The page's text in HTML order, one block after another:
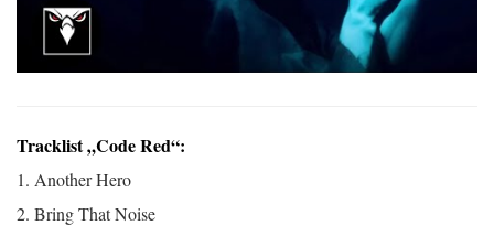
Tracklist „Code Red“:
1. Another Hero
2. Bring That Noise